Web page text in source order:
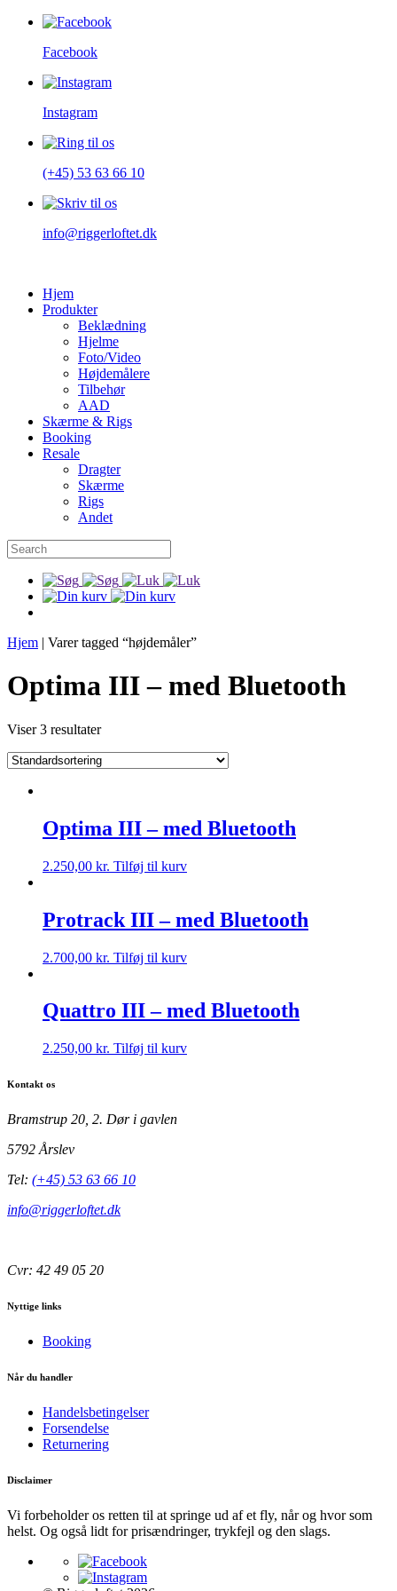
Facebook
Instagram
(+45) 53 63 66 10
info@riggerloftet.dk
Hjem
Produkter
Beklædning
Hjelme
Foto/Video
Højdemålere
Tilbehør
AAD
Skærme & Rigs
Booking
Resale
Dragter
Skærme
Rigs
Andet
Hjem | Varer tagged “højdemåler”
Optima III – med Bluetooth
Viser 3 resultater
Optima III – med Bluetooth
2.250,00 kr. Tilføj til kurv
Protrack III – med Bluetooth
2.700,00 kr. Tilføj til kurv
Quattro III – med Bluetooth
2.250,00 kr. Tilføj til kurv
Kontakt os
Bramstrup 20, 2. Dør i gavlen
5792 Årslev
Tel: (+45) 53 63 66 10
info@riggerloftet.dk
Cvr: 42 49 05 20
Nyttige links
Booking
Når du handler
Handelsbetingelser
Forsendelse
Returnering
Disclaimer
Vi forbeholder os retten til at springe ud af et fly, når og hvor som
helst. Og også lidt for prisændringer, trykfejl og den slags.